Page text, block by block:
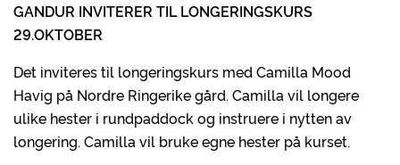
GANDUR INVITERER TIL LONGERINGSKURS
29.OKTOBER
Det inviteres til longeringskurs med Camilla Mood
Havig på Nordre Ringerike gård. Camilla vil longere
ulike hester i rundpaddock og instruere i nytten av
longering. Camilla vil bruke egne hester på kurset.